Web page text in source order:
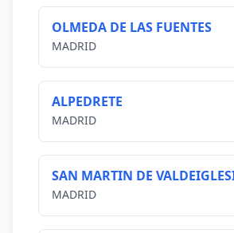
OLMEDA DE LAS FUENTES
MADRID
ALPEDRETE
MADRID
SAN MARTIN DE
MADRID